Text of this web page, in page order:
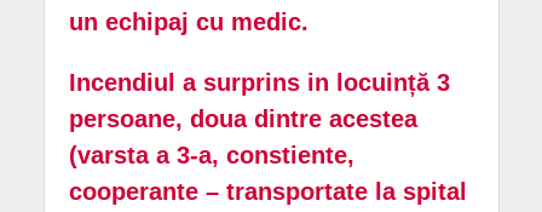
un echipaj cu medic.
Incendiul a surprins in locuință 3
persoane, doua dintre acestea
(varsta a 3-a, constiente,
cooperante – transportate la spital